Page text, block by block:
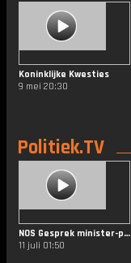
Koninklijke Kwesties
9 mei 20:30
Politiek.TV
NOS Gesprek minister-president
11 juli 01:50